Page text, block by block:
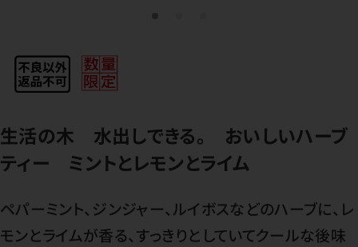
生活の木 水出しできる。 おいしいハーブ
ティー ミントとレモンとライム
ペパーミント、ジンジャー、ルイボスなどのハーブに、レ
モンとライムが香る、すっきりとしていてクールな後味